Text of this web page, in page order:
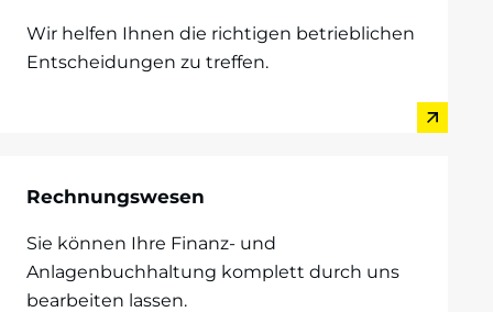
Wir helfen Ihnen die richtigen betrieblichen
Entscheidungen zu treffen.
Rechnungswesen
Sie können Ihre Finanz- und
Anlagenbuchhaltung komplett durch uns
bearbeiten lassen.